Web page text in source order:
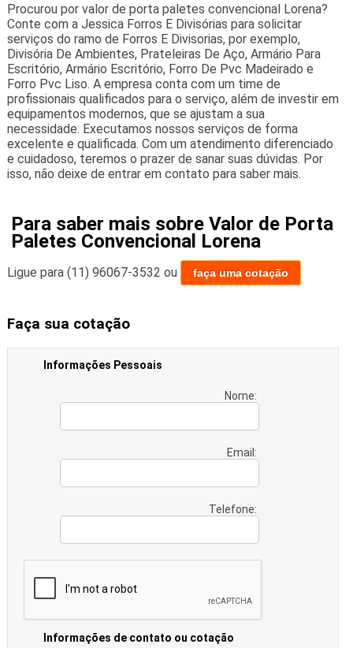
Procurou por valor de porta paletes convencional Lorena?
Conte com a Jessica Forros E Divisórias para solicitar
serviços do ramo de Forros E Divisorias, por exemplo,
Divisória De Ambientes, Prateleiras De Aço, Armário Para
Escritório, Armário Escritório, Forro De Pvc Madeirado e
Forro Pvc Liso. A empresa conta com um time de
profissionais qualificados para o serviço, além de investir em
equipamentos modernos, que se ajustam a sua
necessidade. Executamos nossos serviços de forma
excelente e qualificada. Com um atendimento diferenciado
e cuidadoso, teremos o prazer de sanar suas dúvidas. Por
isso, não deixe de entrar em contato para saber mais.
Para saber mais sobre Valor de Porta
Paletes Convencional Lorena
Ligue para (11) 96067-3532 ou faça uma cotação
Faça sua cotação
Informações Pessoais
Nome:
Email:
Telefone:
Informações de contato ou cotação